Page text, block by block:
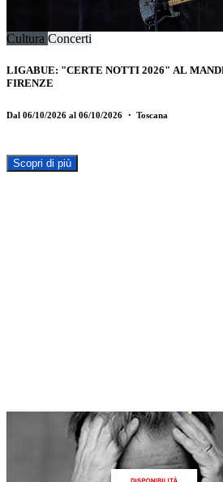
Cultura Concerti
LIGABUE: "CERTE NOTTI 2026" AL
FIRENZE
Dal 06/10/2026 al 06/10/2026 ・ Toscana
Scopri di più